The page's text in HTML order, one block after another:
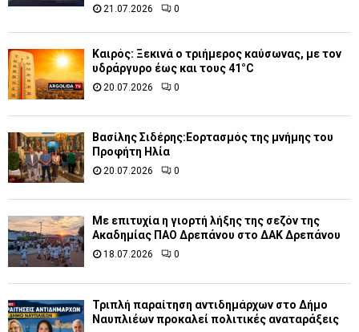
21.07.2026 0
Καιρός: Ξεκινά ο τριήμερος καύσωνας, με τον
υδράργυρο έως και τους 41°C
20.07.2026 0
Βασίλης Σιδέρης:Εορτασμός της μνήμης του
Προφήτη Ηλία
20.07.2026 0
Με επιτυχία η γιορτή λήξης της σεζόν της
Ακαδημίας ΠΑΟ Δρεπάνου στο ΔΑΚ Δρεπάνου
18.07.2026 0
Τριπλή παραίτηση αντιδημάρχων στο Δήμο
Ναυπλιέων προκαλεί πολιτικές αναταράξεις